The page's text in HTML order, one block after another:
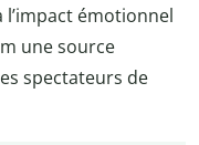
émotionnel
une source
spectateurs de